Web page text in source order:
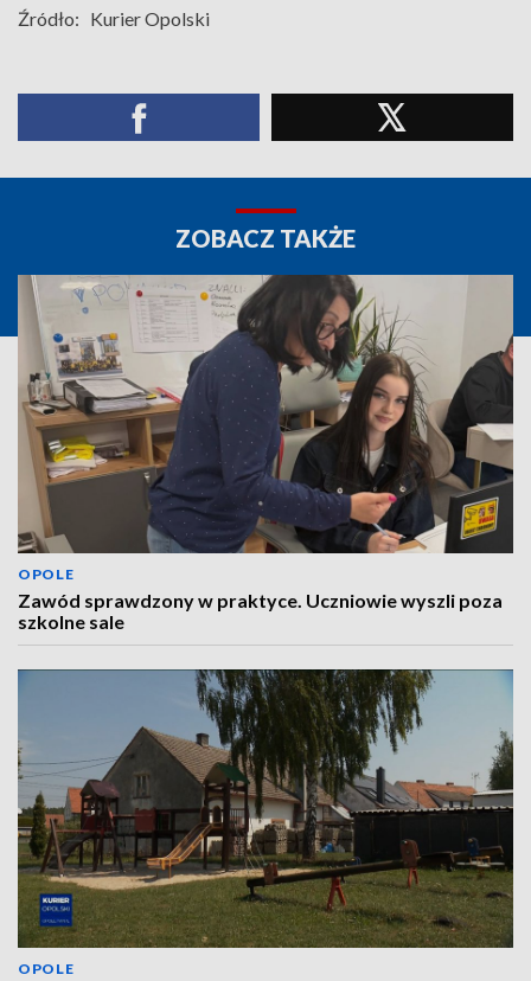
Źródło: Kurier Opolski
ZOBACZ TAKŻE
OPOLE
Zawód sprawdzony w praktyce. Uczniowie wyszli poza
szkolne sale
OPOLE